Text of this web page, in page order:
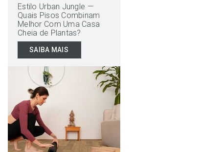
Estilo Urban Jungle —
Quais Pisos Combinam
Melhor Com Uma Casa
Cheia de Plantas?
SAIBA MAIS